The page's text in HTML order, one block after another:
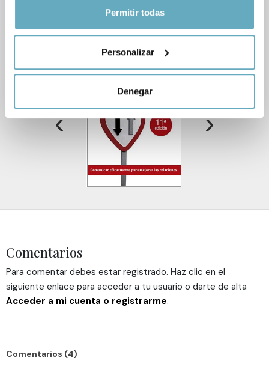
Si lo permite, también quisiéramos:
geográfica que puede tener una precisión de varios
Identificar su dispositivo analizándolo activamente
datos personales y establezca sus preferencias en la
. Puede cambiar o retirar su
consentimiento en cualquier momento en la Declaración
nuestros partners de redes sociales, publicidad y análisis
web, quienes pueden combinarla con otra información
que les haya proporcionado o que hayan recopilado a
partir del uso que haya hecho de sus servicios.
Permitir todas
Personalizar
Denegar
‹ ›
Comentarios
Para comentar debes estar registrado. Haz clic en el
siguiente enlace para acceder a tu usuario o darte de alta
Acceder a mi cuenta o registrarme.
Comentarios (4)